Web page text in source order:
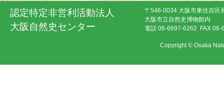
認定特定非営利活動法人
大阪自然史センター
〒546-0034 大阪市東住吉区
大阪市立自然史博物館内
電話 06-6697-6262 FAX 06-
Copyright © Osaka